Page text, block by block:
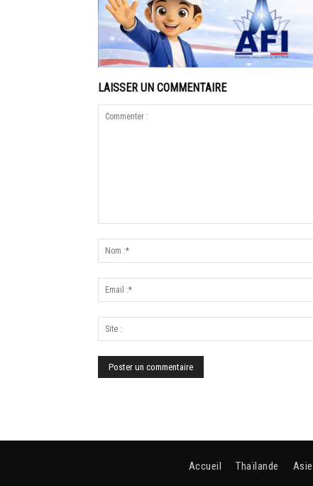
LAISSER UN COMMENTAIRE
Accueil Thaïlande Asie